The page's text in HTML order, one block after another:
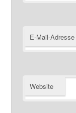
E-Mail-Adresse
Website